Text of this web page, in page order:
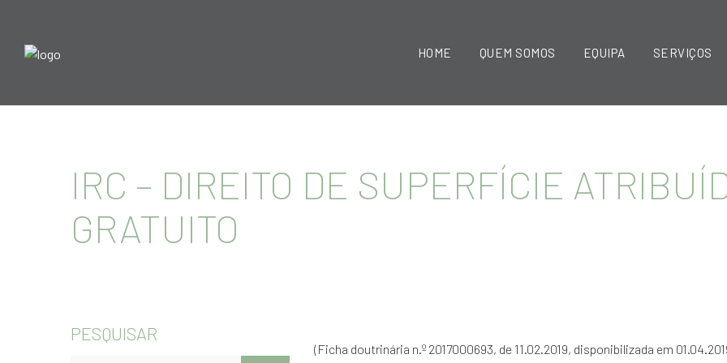
HOME QUEM SOMOS EQUIPA SERVIÇOS
IRC – DIREITO DE SUPERFÍCIE
GRATUITO
(Ficha doutrinária n.º 2017000693, de 11.02.2019, disponibilizada em
PESQUISAR